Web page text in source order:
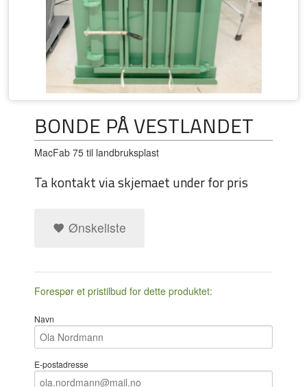
BONDE PÅ VESTLANDET
MacFab 75 til landbruksplast
Ta kontakt via skjemaet under for pris
Ønskeliste
Forespør et pristilbud for dette produktet:
Navn
E-postadresse